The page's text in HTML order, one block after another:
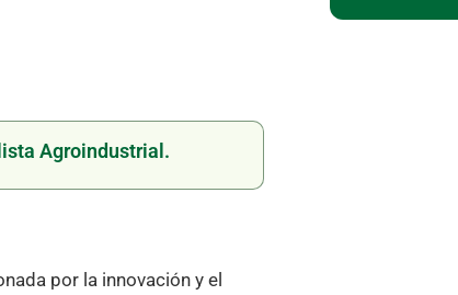
Agroindustrial.
por la innovación y el